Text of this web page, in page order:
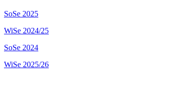
SoSe 2025
WiSe 2024/25
SoSe 2024
WiSe 2025/26